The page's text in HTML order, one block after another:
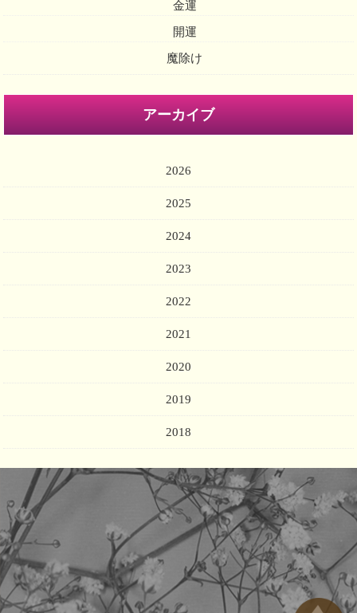
金運
開運
魔除け
アーカイブ
2026
2025
2024
2023
2022
2021
2020
2019
2018